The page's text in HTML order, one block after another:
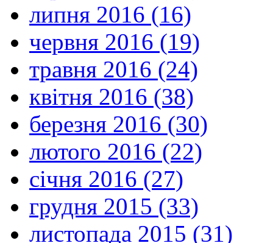
липня 2016 (16)
червня 2016 (19)
травня 2016 (24)
квітня 2016 (38)
березня 2016 (30)
лютого 2016 (22)
січня 2016 (27)
грудня 2015 (33)
листопада 2015 (31)